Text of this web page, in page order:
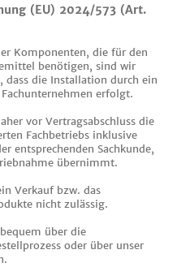
(EU) 2024/573 (Art.
Komponenten, die für den
benötigen, sind wir
die Installation durch ein
erfolgt.
vor Vertragsabschluss die
Fachbetriebs inklusive
entsprechenden Sachkunde,
übernimmt.
Verkauf bzw. das
nicht zulässig.
über die
oder über unser